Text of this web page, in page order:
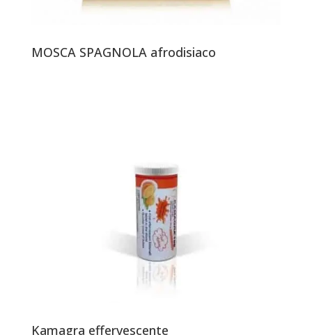
MOSCA SPAGNOLA afrodisiaco
Kamagra effervescente